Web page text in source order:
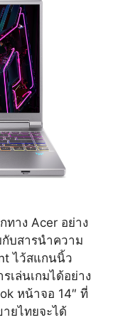
ทาง Acer อย่าง
บสารนำความ
ไว้สแกนนิ้ว
เล่นเกมได้อย่าง
หน้าจอ 14″ ที่
ยไทยจะได้